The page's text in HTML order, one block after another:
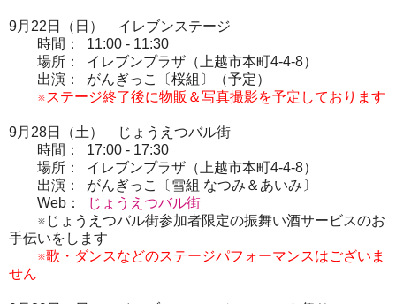
9月22日（日） イレブンステージ
時間： 11:00 - 11:30
場所： イレブンプラザ（上越市本町4-4-8）
出演： がんぎっこ〔桜組〕（予定）
※ステージ終了後に物販＆写真撮影を予定しております
9月28日（土） じょうえつバル街
時間： 17:00 - 17:30
場所： イレブンプラザ（上越市本町4-4-8）
出演： がんぎっこ〔雪組 なつみ＆あいみ〕
Web：
じょうえつバル街
※じょうえつバル街参加者限定の振舞い酒サービスのお
手伝いをします
※歌・ダンスなどのステージパフォーマンスはございま
せん